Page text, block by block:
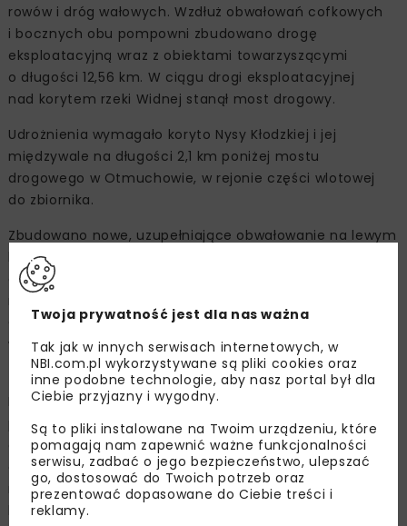
rowów i dróg wałowych. Wzdłuż obwałowań cofkowych
i bocznych obu pompowni zbudowano drogę
eksploatacyjną wraz z obiektami towarzyszącymi
o długości 12,56 km. W ciągu drogi eksploatacyjnej
nad korytem rzeki Widnej stanął most drogowy.
Udrożnienia wymagało koryto Nysy Kłodzkiej i jej
międzywale na długości 2,1 km poniżej mostu
drogowego w Otmuchowie, w rejonie części wlotowej
do zbiornika.
Zbudowano nowe, uzupełniające obwałowanie na lewym
brzegu Nysy Kłodzkiej, w cofce zbiornika,
oraz zmodernizowano istniejące wały cofkowe, w tym
Otmuchów. Odbudowano stopnień stały przy cukrowni
w Otmuchowie.
Budowla zrzutowa
Podsumowując, spośród wielu zadań zrealizowanego
przedsięwzięcia na szczególną uwagę zasługują dwa
obiekty hydrotechniczne oraz jeden budynek,
a mianowicie przebudowa budowli zrzutowej z budową
nowego mostu i kładki, budowa przelewu bocznego,
kontrolowanego, z zamknięciami ruchomymi, wypadem
Twoja prywatność jest dla nas ważna
Tak jak w innych serwisach internetowych, w
NBI.com.pl wykorzystywane są pliki cookies oraz
inne podobne technologie, aby nasz portal był dla
Ciebie przyjazny i wygodny.
Są to pliki instalowane na Twoim urządzeniu, które
pomagają nam zapewnić ważne funkcjonalności
serwisu, zadbać o jego bezpieczeństwo, ulepszać
go, dostosować do Twoich potrzeb oraz
prezentować dopasowane do Ciebie treści i
reklamy.